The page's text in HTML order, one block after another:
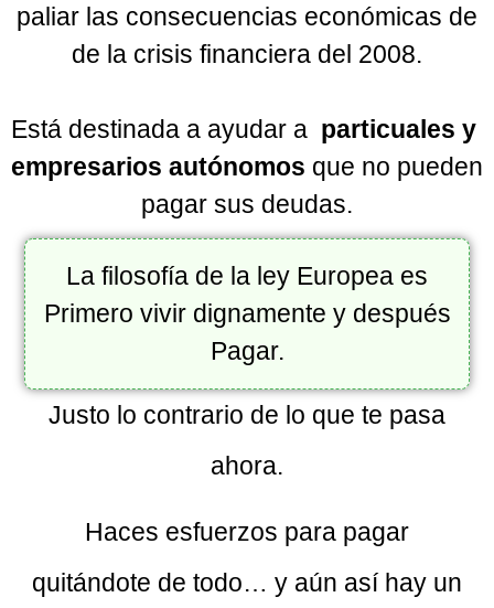
paliar las consecuencias económicas de
de la crisis financiera del 2008.
Está destinada a ayudar a particuales y
empresarios autónomos que no pueden
pagar sus deudas.
La filosofía de la ley Europea es
Primero vivir dignamente y después
Pagar.
Justo lo contrario de lo que te pasa
ahora.
Haces esfuerzos para pagar
quitándote de todo… y aún así hay un